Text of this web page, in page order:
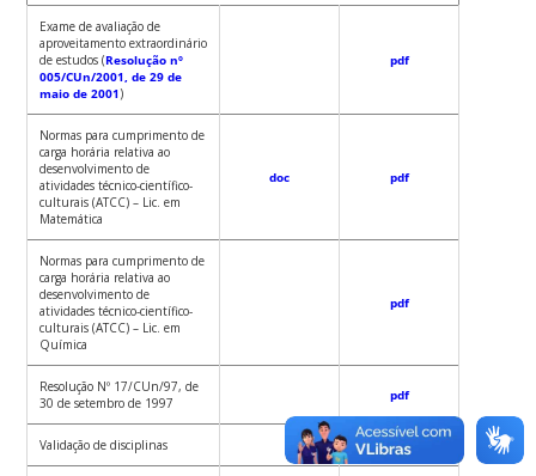
Exame de avaliação de
aproveitamento extraordinário
de estudos (Resolução nº
005/CUn/2001, de 29 de
maio de 2001)
pdf
Normas para cumprimento de
carga horária relativa ao
desenvolvimento de
atividades técnico-científico-
culturais (ATCC) – Lic. em
Matemática
doc pdf
Normas para cumprimento de
carga horária relativa ao
desenvolvimento de
atividades técnico-científico-
culturais (ATCC) – Lic. em
Química
pdf
Resolução Nº 17/CUn/97, de
30 de setembro de 1997
pdf
Validação de disciplinas pdf